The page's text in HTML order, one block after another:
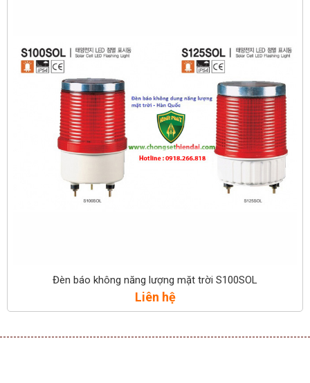
Đèn báo không năng lượng mặt trời S100SOL
Liên hệ